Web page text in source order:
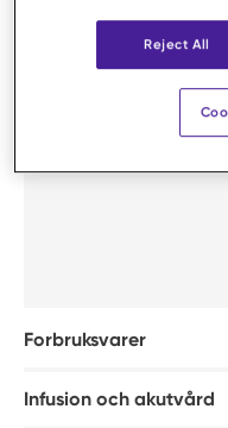
Forbruksvarer
Infusion och akutvård
Reject All